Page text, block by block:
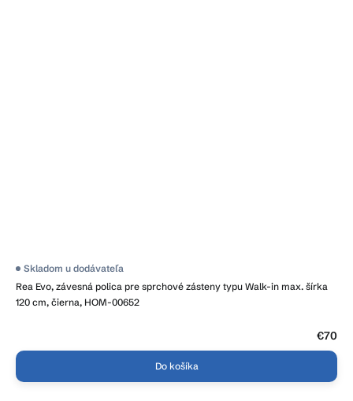
Rea Evo, závesná polica pre sprchové zásteny typu Walk-in max. šírka
120 cm, čierna, HOM-00652
Priemerné
hodnotenie
produktu
je
Skladom u dodávateľa
€70
Do košíka